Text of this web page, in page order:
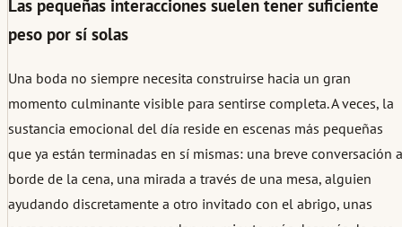
Las pequeñas interacciones suelen tener suficiente
peso por sí solas
Una boda no siempre necesita construirse hacia un gran
momento culminante visible para sentirse completa. A veces, la
sustancia emocional del día reside en escenas más pequeñas
que ya están terminadas en sí mismas: una breve conversación
borde de la cena, una mirada a través de una mesa, alguien
ayudando discretamente a otro invitado con el abrigo, unas